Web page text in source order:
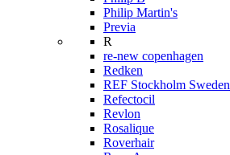
Philip Martin's
Previa
R
re-new copenhagen
Redken
REF Stockholm Sweden
Refectocil
Revlon
Rosalique
Roverhair